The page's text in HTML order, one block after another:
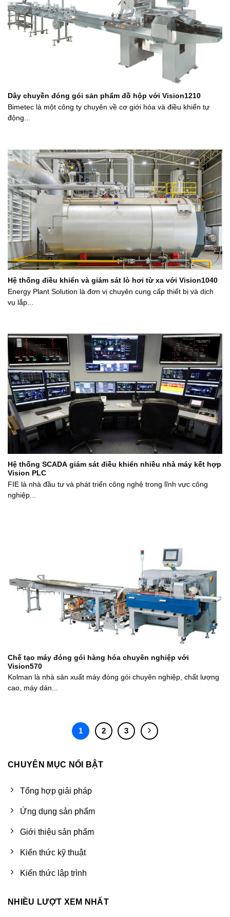
Dây chuyền đóng gói sản phẩm đồ hộp với Vision1210
Bimetec là một công ty chuyên về cơ giới hóa và điều khiển tự
động...
Hệ thống điều khiển và giám sát lò hơi từ xa với Vision1040
Energy Plant Solution là đơn vị chuyên cung cấp thiết bị và dịch
vụ lắp...
Hệ thống SCADA giám sát điều khiển nhiều nhà máy kết hợp
Vision PLC
FIE là nhà đầu tư và phát triển công nghệ trong lĩnh vực công
nghiệp...
Chế tạo máy đóng gói hàng hóa chuyên nghiệp với
Vision570
Kolman là nhà sản xuất máy đóng gói chuyên nghiệp, chất lượng
cao, máy dán...
1 2 3
CHUYÊN MỤC NỔI BẬT
Tổng hợp giải pháp
Ứng dụng sản phẩm
Giới thiệu sản phẩm
Kiến thức kỹ thuật
Kiến thức lập trình
NHIỀU LƯỢT XEM NHẤT